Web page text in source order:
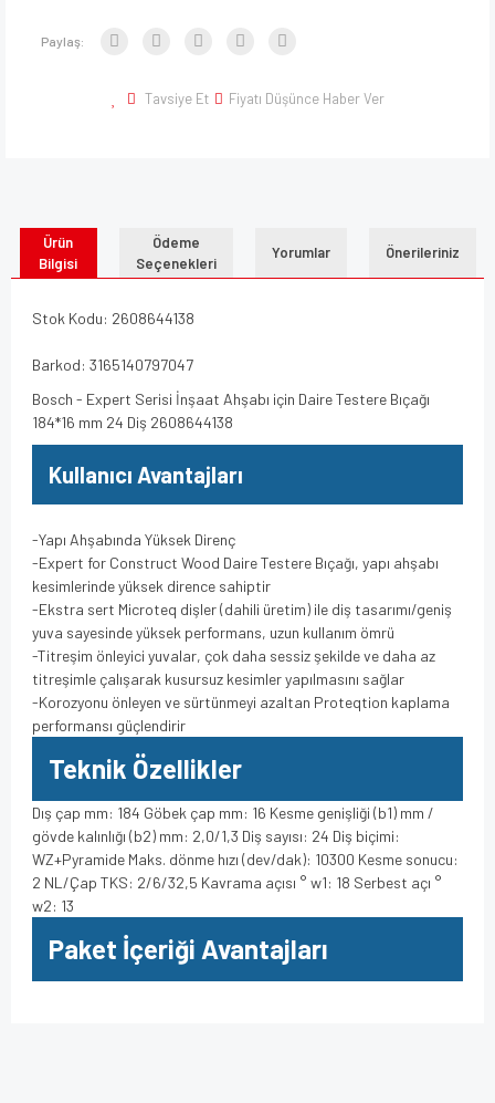
Paylaş:
Tavsiye Et Fiyatı Düşünce Haber Ver
Ürün
Bilgisi
Ödeme
Seçenekleri
Yorumlar Önerileriniz
Stok Kodu: 2608644138
Barkod: 3165140797047
Bosch - Expert Serisi İnşaat Ahşabı için Daire Testere Bıçağı
184*16 mm 24 Diş 2608644138
Kullanıcı Avantajları
-Yapı Ahşabında Yüksek Direnç
-Expert for Construct Wood Daire Testere Bıçağı, yapı ahşabı
kesimlerinde yüksek dirence sahiptir
-Ekstra sert Microteq dişler (dahili üretim) ile diş tasarımı/geniş
yuva sayesinde yüksek performans, uzun kullanım ömrü
-Titreşim önleyici yuvalar, çok daha sessiz şekilde ve daha az
titreşimle çalışarak kusursuz kesimler yapılmasını sağlar
-Korozyonu önleyen ve sürtünmeyi azaltan Proteqtion kaplama
performansı güçlendirir
Teknik Özellikler
Dış çap mm: 184 Göbek çap mm: 16 Kesme genişliği (b1) mm /
gövde kalınlığı (b2) mm: 2,0/1,3 Diş sayısı: 24 Diş biçimi:
WZ+Pyramide Maks. dönme hızı (dev/dak): 10300 Kesme sonucu:
2 NL/Çap TKS: 2/6/32,5 Kavrama açısı ° w1: 18 Serbest açı °
w2: 13
Paket İçeriği Avantajları